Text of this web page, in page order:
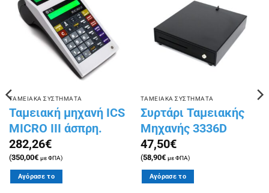
λίστα
επιθυμιών
ΤΑΜΕΙΑΚΑ ΣΥΣΤΗΜΑΤΑ
Ταμειακή μηχανή ICS
MICRO III άσπρη.
282,26€
(350,00€ με ΦΠΑ)
Αγόρασε το
λίστα
επιθυμιών
ΤΑΜΕΙΑΚΑ ΣΥΣΤΗΜΑΤΑ
Συρτάρι Ταμειακής
Μηχανής 3336D
47,50€
(58,90€ με ΦΠΑ)
Αγόρασε το